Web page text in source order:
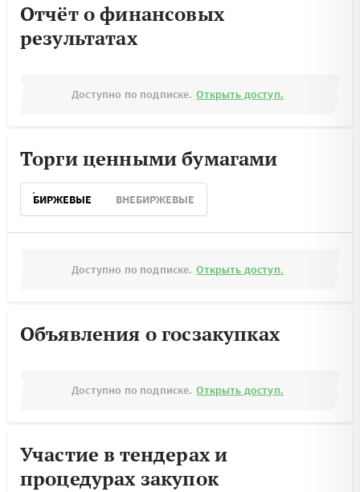
Отчёт о финансовых
результатах
Доступно по подписке. Открыть доступ.
Торги ценными бумагами
БИРЖЕВЫЕ ВНЕБИРЖЕВЫЕ
Доступно по подписке. Открыть доступ.
Объявления о госзакупках
Доступно по подписке. Открыть доступ.
Участие в тендерах и
процедурах закупок